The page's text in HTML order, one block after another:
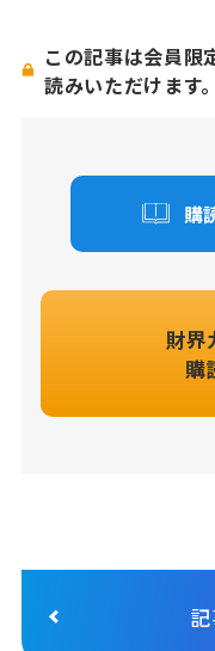
この記事は会員限
読みいただけます。
購
財界
購